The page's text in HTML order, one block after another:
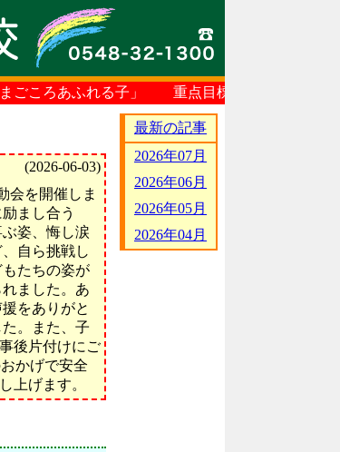
ろあふれる子」 重点目標「自ら挑戦し とも
(2026-06-03)
会を開催しま
まし合う
姿、悔し涙
自ら挑戦し
たちの姿が
ました。あ
をありがと
。また、子
後片付けにご
かげで安全
上げます。
最新の記事
2026年07月
2026年06月
2026年05月
2026年04月